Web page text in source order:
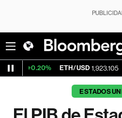
ETH/USD 1,923.105 +0.21%
ESTADOS